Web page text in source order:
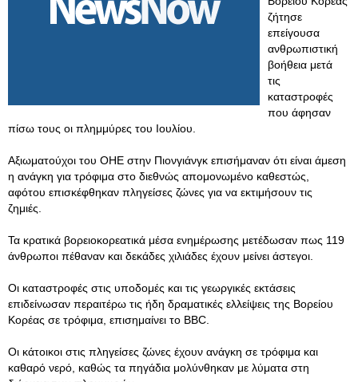
ζήτησε
επείγουσα
ανθρωπιστική
βοήθεια μετά
τις
καταστροφές
που άφησαν
πίσω τους οι πλημμύρες του Ιουλίου.
Αξιωματούχοι του ΟΗΕ στην Πιονγιάνγκ επισήμαναν ότι είναι άμεση
η ανάγκη για τρόφιμα στο διεθνώς απομονωμένο καθεστώς,
αφότου επισκέφθηκαν πληγείσες ζώνες για να εκτιμήσουν τις
ζημιές.
Τα κρατικά βορειοκορεατικά μέσα ενημέρωσης μετέδωσαν πως 119
άνθρωποι πέθαναν και δεκάδες χιλιάδες έχουν μείνει άστεγοι.
Οι καταστροφές στις υποδομές και τις γεωργικές εκτάσεις
επιδείνωσαν περαιτέρω τις ήδη δραματικές ελλείψεις της Βορείου
Κορέας σε τρόφιμα, επισημαίνει το BBC.
Οι κάτοικοι στις πληγείσες ζώνες έχουν ανάγκη σε τρόφιμα και
καθαρό νερό, καθώς τα πηγάδια μολύνθηκαν με λύματα στη